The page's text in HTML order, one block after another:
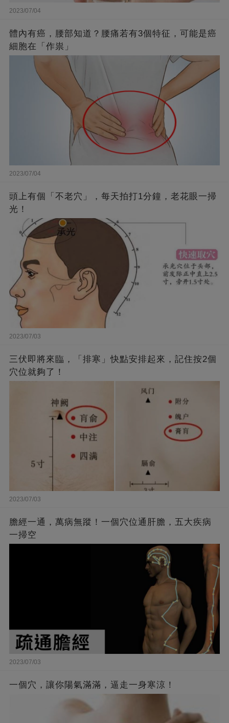
2023/07/04
體內有癌，腰部知道？腰痛若有3個特征，可能是癌
細胞在「作祟」
2023/07/04
頭上有個「不老穴」，每天拍打1分鐘，老花眼一掃
光！
2023/07/03
三伏即將來臨，「排寒」快點安排起來，記住按2個
穴位就夠了！
2023/07/03
膽經一通，萬病無蹤！一個穴位通肝膽，五大疾病
一掃空
2023/07/03
一個穴，讓你陽氣滿滿，逼走一身寒涼！